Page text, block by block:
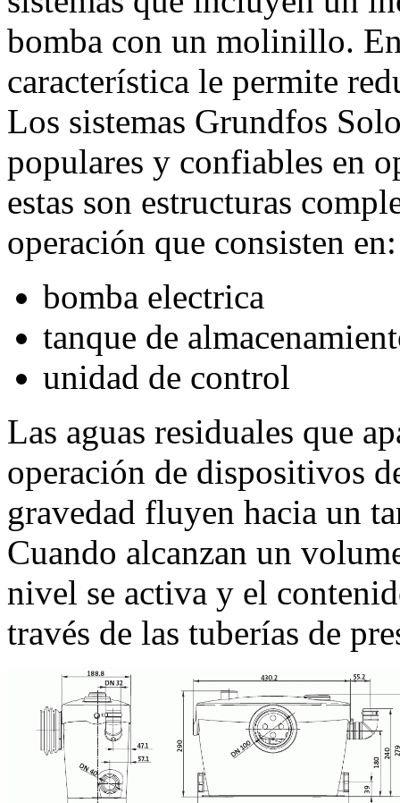
bomba con un molinillo.
característica le permite
Los sistemas Grundfos
populares y confiables en
estas son estructuras
operación que consisten en:
bomba electrica
tanque de
unidad de control
Las aguas residuales que
operación de dispositivos
gravedad fluyen hacia un
Cuando alcanzan un
nivel se activa y el
través de las tuberías de